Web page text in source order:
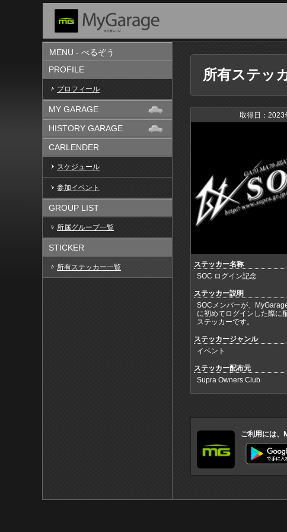
MENU - べるぞう
PROFILE
プロフィール
MY GARAGE
HISTORY GARAGE
CARLENDER
スケジュール
参加イベント
GROUP LIST
所属グループ一覧
STICKER
所有ステッカー一覧
所有ステッ
取得日：2023
ステッカー名称
SOC ログイン記念
ステッカー説明
SOCメンバーが、
に初めてログインした際に
ステッカーです。
ステッカージャンル
イベント
ステッカー配布元
Supra Owners Club
ご利用には、